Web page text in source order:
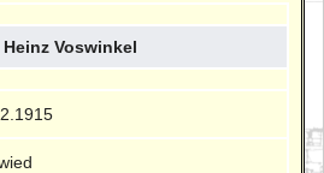
Heinz Voswinkel